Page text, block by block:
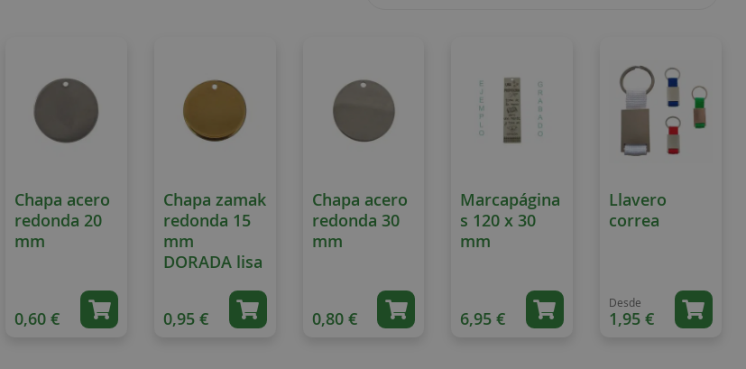
Chapa acero
redonda 20
mm
0,60 €
Chapa zamak
redonda 15
mm
DORADA lisa
0,95 €
Chapa acero
redonda 30
mm
0,80 €
Marcapágina
s 120 x 30
mm
6,95 €
Llavero
correa
Desde
1,95 €